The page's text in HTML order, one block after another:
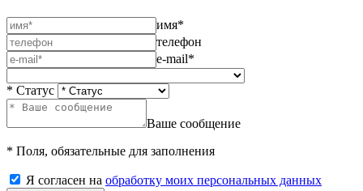
имя*
телефон
e-mail*
* Статус
Ваше сообщение
* Поля, обязательные для заполнения
Я согласен на обработку моих персональных данных